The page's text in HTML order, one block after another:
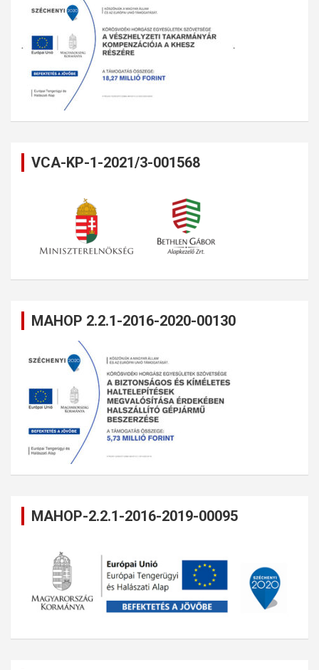
VCA-KP-1-2021/3-001568
MAHOP 2.2.1-2016-2020-00130
MAHOP-2.2.1-2016-2019-00095